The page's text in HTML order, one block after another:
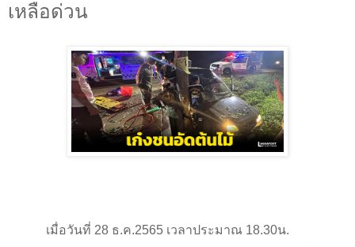
เหลือด่วน
เมื่อวันที่ 28 ธ.ค.2565 เวลาประมาณ 18.30น.